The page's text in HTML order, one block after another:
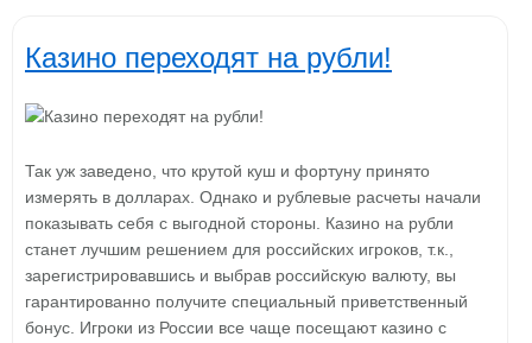
Казино переходят на рубли!
Так уж заведено, что крутой куш и фортуну принято
измерять в долларах. Однако и рублевые расчеты начали
показывать себя с выгодной стороны. Казино на рубли
станет лучшим решением для российских игроков, т.к.,
зарегистрировавшись и выбрав российскую валюту, вы
гарантированно получите специальный приветственный
бонус. Игроки из России все чаще посещают казино с